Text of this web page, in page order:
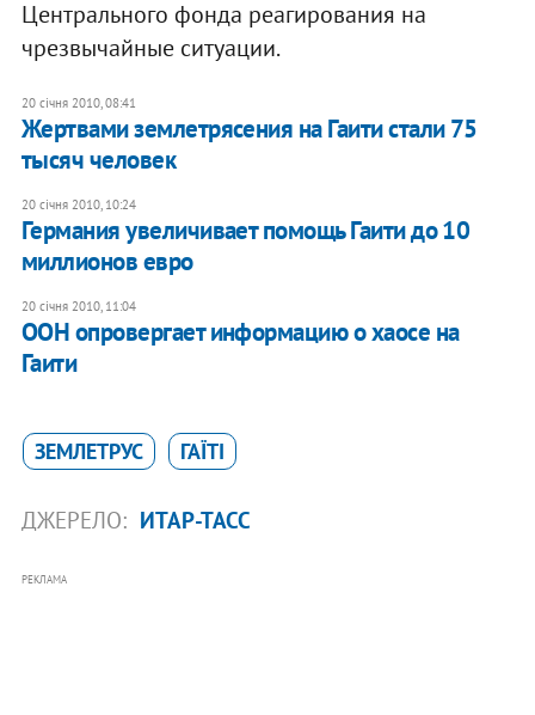
Центрального фонда реагирования на
чрезвычайные ситуации.
20 січня 2010, 08:41
Жертвами землетрясения на Гаити стали 75
тысяч человек
20 січня 2010, 10:24
Германия увеличивает помощь Гаити до 10
миллионов евро
20 січня 2010, 11:04
ООН опровергает информацию о хаосе на
Гаити
ЗЕМЛЕТРУС ГАЇТІ
ДЖЕРЕЛО: ИТАР-ТАСС
РЕКЛАМА